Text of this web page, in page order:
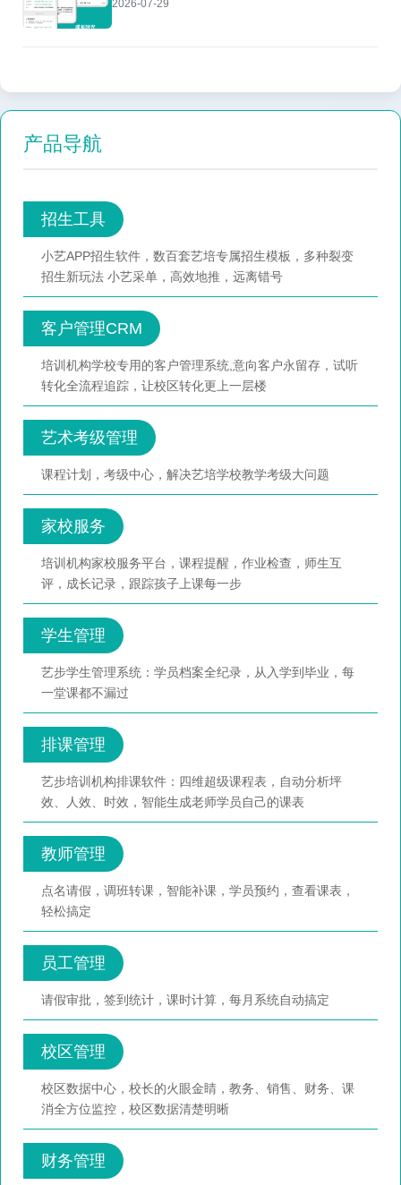
2026-07-29
产品导航
招生工具
小艺APP招生软件，数百套艺培专属招生模板，多种裂变
招生新玩法 小艺采单，高效地推，远离错号
客户管理CRM
培训机构学校专用的客户管理系统,意向客户永留存，试听
转化全流程追踪，让校区转化更上一层楼
艺术考级管理
课程计划，考级中心，解决艺培学校教学考级大问题
家校服务
培训机构家校服务平台，课程提醒，作业检查，师生互
评，成长记录，跟踪孩子上课每一步
学生管理
艺步学生管理系统：学员档案全纪录，从入学到毕业，每
一堂课都不漏过
排课管理
艺步培训机构排课软件：四维超级课程表，自动分析坪
效、人效、时效，智能生成老师学员自己的课表
教师管理
点名请假，调班转课，智能补课，学员预约，查看课表，
轻松搞定
员工管理
请假审批，签到统计，课时计算，每月系统自动搞定
校区管理
校区数据中心，校长的火眼金睛，教务、销售、财务、课
消全方位监控，校区数据清楚明晰
财务管理